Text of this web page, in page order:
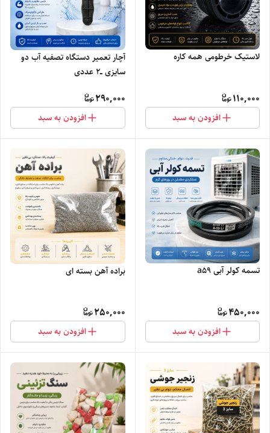
لاستیک خرطومی همه کاره
110,000
افزودن به سبد
آچار تعمیر دستگاه تصفیه آب دو
سایزی ــ۲ عددی
290,000
افزودن به سبد
تسمه کولر آبی a59
450,000
افزودن به سبد
براده آهن بسته ای
250,000
افزودن به سبد